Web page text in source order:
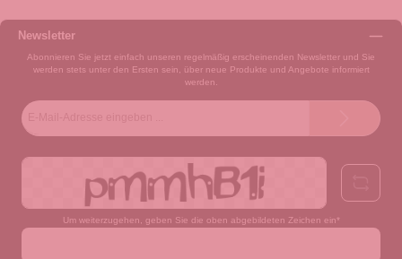
Newsletter
Abonnieren Sie jetzt einfach unseren regelmäßig erscheinenden Newsletter und Sie
werden stets unter den Ersten sein, über neue Produkte und Angebote informiert
werden.
Um weiterzugehen, geben Sie die oben abgebildeten Zeichen ein*